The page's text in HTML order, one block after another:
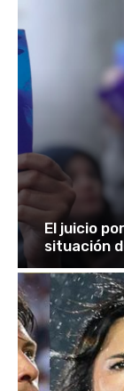
El juicio
situación